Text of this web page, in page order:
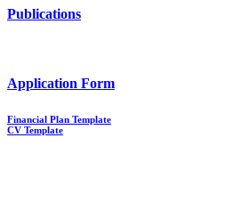
Publications
Application Form
Financial Plan Template
CV Template